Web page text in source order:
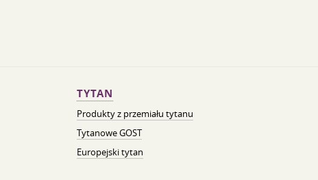
TYTAN
Produkty z przemiału tytanu
Tytanowe GOST
Europejski tytan